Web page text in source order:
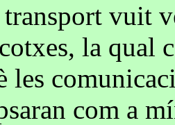
transport vuit
la qual
les
com a